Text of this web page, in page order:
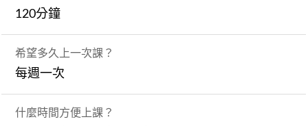
120分鐘
希望多久上一次課？
每週一次
什麼時間方便上課？